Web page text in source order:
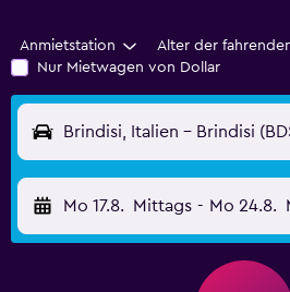
Anmietstation Alter der
Nur Mietwagen von Dollar
Brindisi, Italien - Brindisi
Mo 17.8. Mittags - Mo 24.8.